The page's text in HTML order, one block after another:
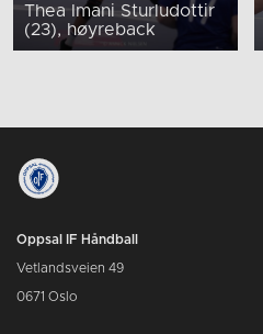
Thea Imani Sturludottir
(23), høyreback
Oppsal IF Håndball
Vetlandsveien 49
0671 Oslo